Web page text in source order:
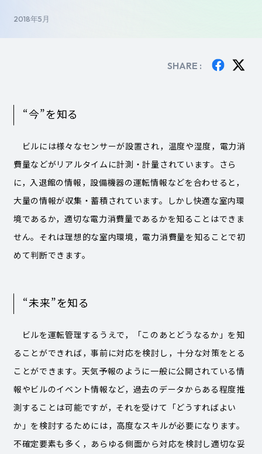
2018年5月
SHARE :
“今”を知る
ビルには様々なセンサーが設置され，温度や湿度，電力消
費量などがリアルタイムに計測・計量されています。さら
に，入退館の情報，設備機器の運転情報などを合わせると，
大量の情報が収集・蓄積されています。しかし快適な室内環
境であるか，適切な電力消費量であるかを知ることはできま
せん。それは理想的な室内環境，電力消費量を知ることで初
めて判断できます。
“未来”を知る
ビルを運転管理するうえで，「このあとどうなるか」を知
ることができれば，事前に対応を検討し，十分な対策をとる
ことができます。天気予報のように一般に公開されている情
報やビルのイベント情報など，過去のデータからある程度推
測することは可能ですが，それを受けて「どうすればよい
か」を検討するためには，高度なスキルが必要になります。
不確定要素も多く，あらゆる側面から対応を検討し適切な妥